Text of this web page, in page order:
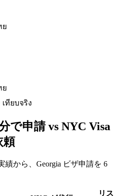
ย
ย
เทียบจริง
で申請 vs NYC Visa
頼
から、Georgia ビザ申請を 6
リス